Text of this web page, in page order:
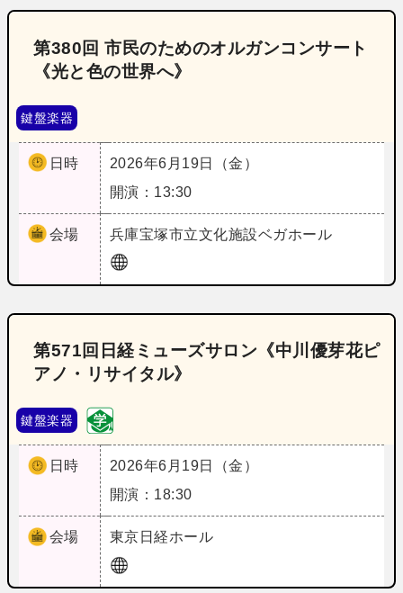
第380回 市民のためのオルガンコンサート
《光と色の世界へ》
鍵盤楽器
日時
2026年6月19日（金）
開演：13:30
会場 兵庫宝塚市立文化施設ベガホール
第571回日経ミューズサロン《中川優芽花ピ
アノ・リサイタル》
鍵盤楽器
日時
2026年6月19日（金）
開演：18:30
会場 東京 日経ホール